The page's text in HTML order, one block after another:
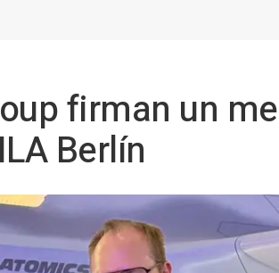
firman un
Berlín